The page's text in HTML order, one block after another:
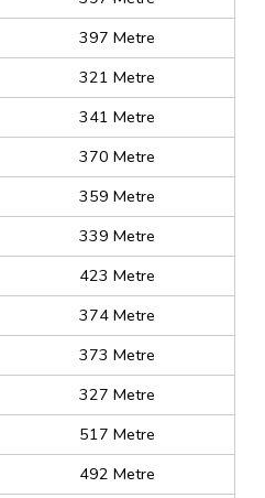
397 Metre
321 Metre
341 Metre
370 Metre
359 Metre
339 Metre
423 Metre
374 Metre
373 Metre
327 Metre
517 Metre
492 Metre